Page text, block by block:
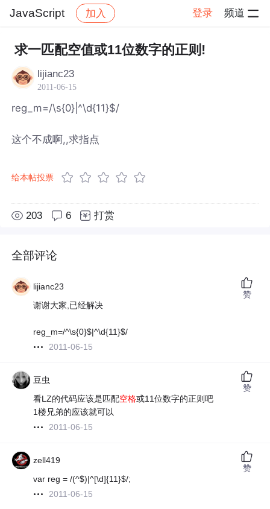
JavaScript 加入 登录 频道
社区 JavaScript 帖子详情
求一匹配空值或11位数字的正则!
lijianc23
2011-06-15
reg_m=/\s{0}|^\d{11}$/
这个不成啊,,求指点
给本帖投票
203 6 打赏
全部评论
lijianc23
谢谢大家,已经解决
reg_m=/^\s{0}$|^\d{11}$/
2011-06-15
赞
豆虫
看LZ的代码应该是匹配空格或11位数字的正则吧
1楼兄弟的应该就可以
2011-06-15
赞
zell419
var reg = /(^$)|^[\d]{11}$/;
2011-06-15
赞